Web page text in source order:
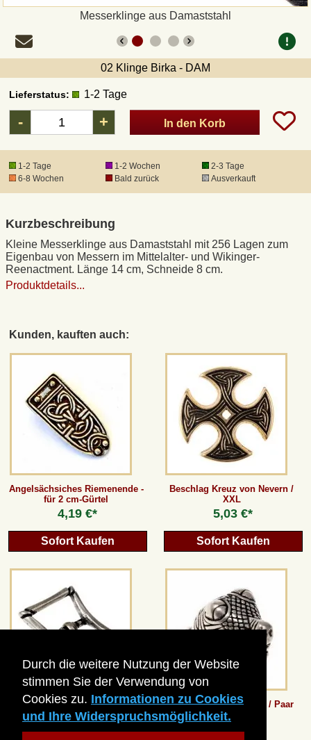
Durch die weitere Nutzung der Website
stimmen Sie der Verwendung von
Cookies zu. Informationen zu Cookies
und Ihre Widerspruchsmöglichkeit.
Messerklinge aus Damaststahl
02 Klinge Birka - DAM
Lieferstatus: 1-2 Tage
- + In den Korb
1-2 Tage 1-2 Wochen
2-3 Tage
6-8 Wochen
Bald zurück Ausverkauft
Kurzbeschreibung
Kleine Messerklinge aus Damaststahl mit 256 Lagen zum
Eigenbau von Messern im Mittelalter- und Wikinger-
Reenactment. Länge 14 cm, Schneide 8 cm.
Produktdetails...
Kunden, kauften auch:
Angelsächsiches Riemenende -
für 2 cm-Gürtel
4,19 €*
Sofort Kaufen
Beschlag Kreuz von Nevern /
XXL
5,03 €*
Sofort Kaufen
Doppel-Schnalle - für 1,5 cm
Breite
3,35 €*
Ketten-Ende - Oseberg / Paar
ab15,12 €*
UPS
DHL Paket
DHL Express
Waffenrecht und FSK 18
Produkthaftung
Anfertigung von Museumsrepliken
Mittelalter-Großhandel
Gästebuch
Newsletter
*Alle Preise inkl. MwSt., inkl. Verpackungskosten, zggl. Versandkosten und zzgl.
eventueller Zölle (bei Nicht-EU-Ländern). Durchgestrichene Preise entsprechen dem
bisherigen Preis bei peraperis.com.
Zur klassischen Website